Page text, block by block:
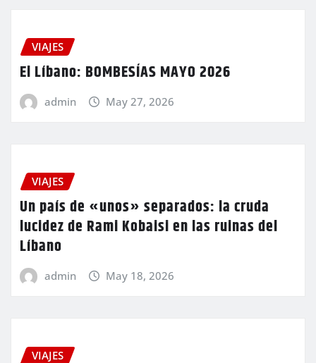
VIAJES
El Líbano: BOMBESÍAS MAYO 2026
admin May 27, 2026
VIAJES
Un país de «unos» separados: la cruda
lucidez de Rami Kobaisi en las ruinas del
Líbano
admin May 18, 2026
VIAJES